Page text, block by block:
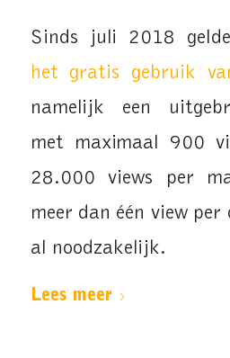
Sinds juli 2018
het gratis gebruik
namelijk een
met maximaal 900
28.000 views per
meer dan één view
al noodzakelijk.
Lees meer